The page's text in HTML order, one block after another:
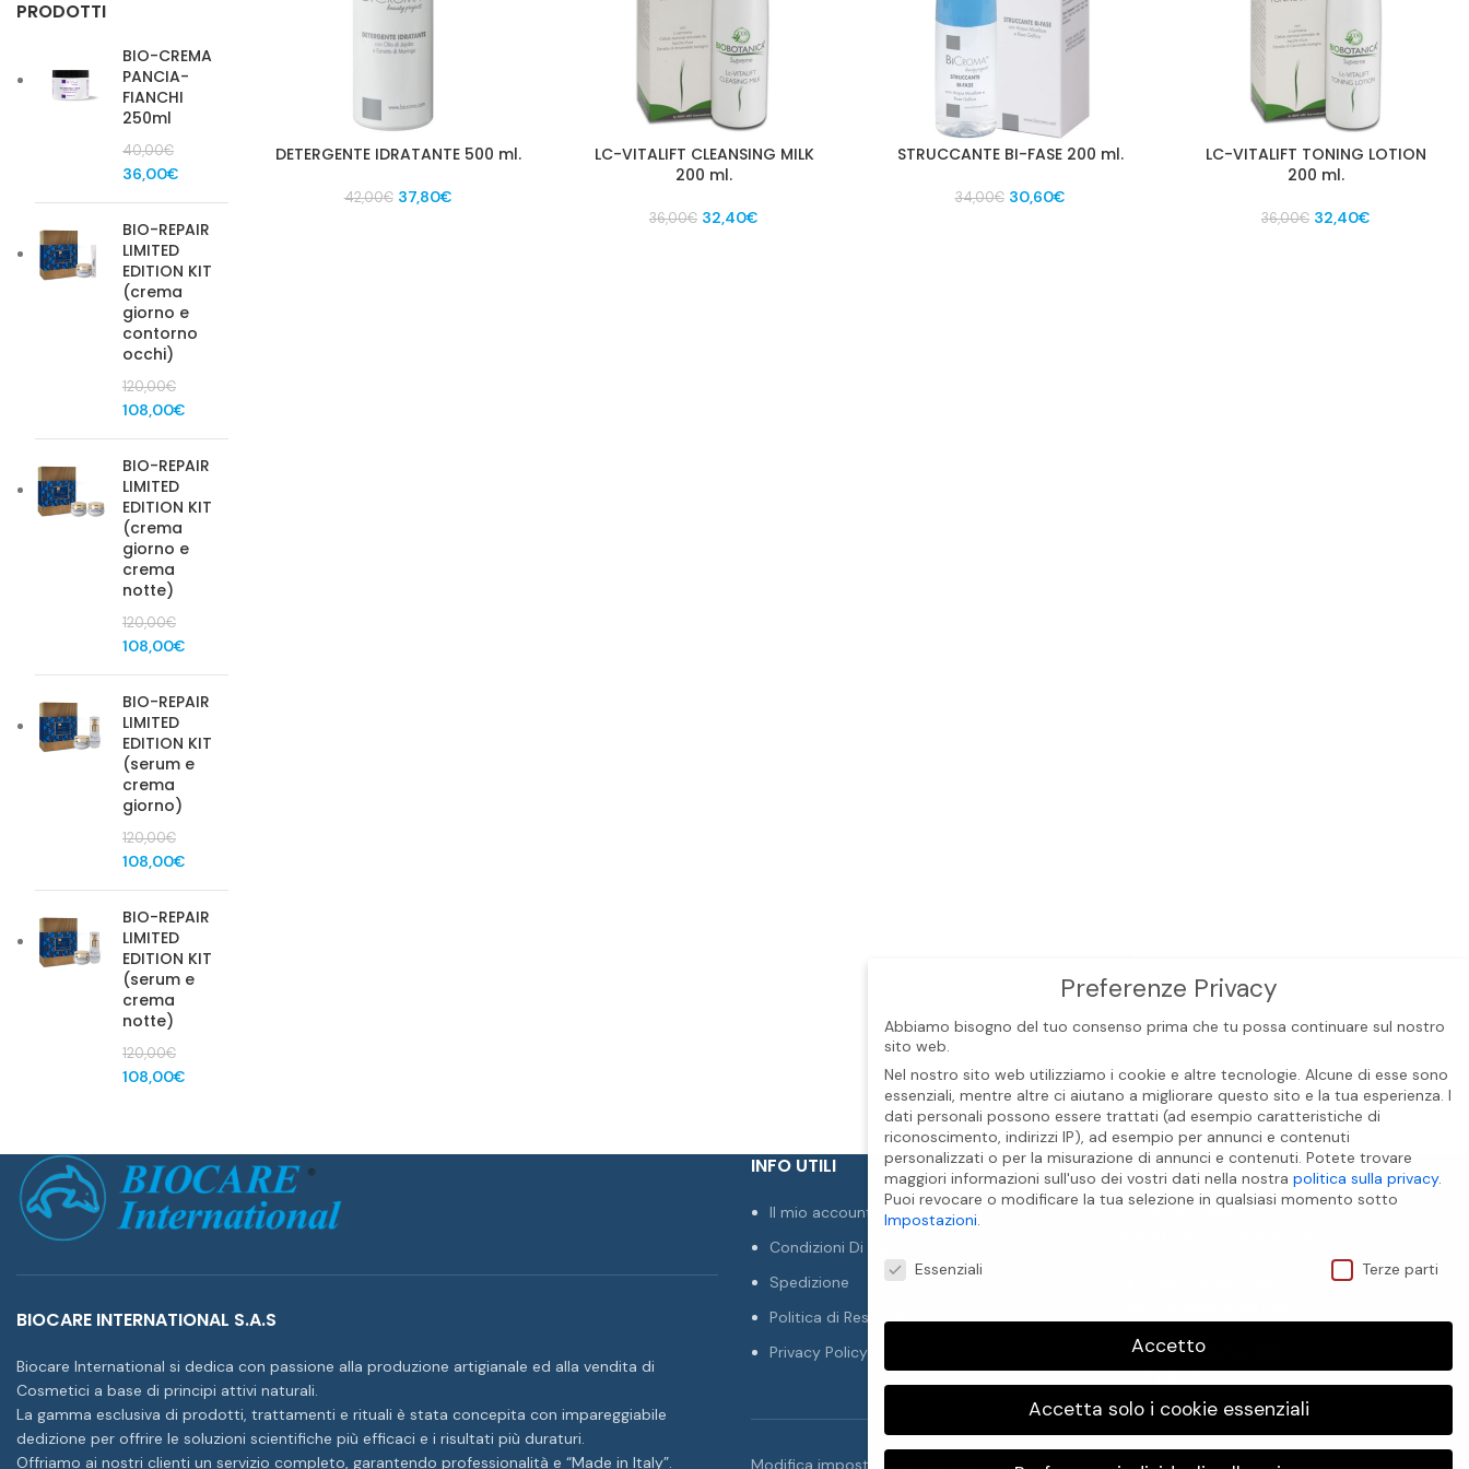
PRODOTTI
BIO-CREMA
PANCIA-
FIANCHI
250ml
40,00€
Il
originale
era:
40,00€.
36,00€
attuale
è:
36,00€.
BIO-REPAIR
LIMITED
EDITION KIT
(crema
giorno e
contorno
occhi)
120,00€
Il
originale
era:
120,00€.
108,00€
attuale
108,00€.
BIO-REPAIR
LIMITED
EDITION KIT
(crema
giorno e
crema
notte)
120,00€
Il
originale
era:
120,00€.
108,00€
attuale
108,00€.
BIO-REPAIR
LIMITED
EDITION KIT
(serum e
crema
giorno)
120,00€
Il
originale
era:
120,00€.
108,00€
attuale
108,00€.
BIO-REPAIR
LIMITED
EDITION KIT
(serum e
crema
notte)
120,00€
Il
120,00€.
108,00€
108,00€.
DETERGENTE IDRATANTE 500 ml.
42,00€ Il37,80€Il
LC-VITALIFT CLEANSING MILK
200 ml.
36,00€ Il32,40€
STRUCCANTE BI-FASE 200 ml.
34,00€ Il30,60€Il
LC-VITALIFT TONING LOTION
200 ml.
36,00€ Il32,40€
BIOCARE INTERNATIONAL S.A.S
Biocare International si dedica con passione alla produzione artigianale ed alla vendita di
Cosmetici a base di principi attivi naturali.
La gamma esclusiva di prodotti, trattamenti e rituali è stata concepita con impareggiabile
dedizione per offrire le soluzioni scientifiche più efficaci e i risultati più duraturi.
Offriamo ai nostri clienti un servizio completo, garantendo professionalità e “Made in Italy”.
INFO UTILI
Il mio account
Condizioni Di Vendita
Spedizione
Politica di Reso e Rimborso
Privacy Policy
Modifica impostazione Cookies
CONTATTI
Via dei Bersaglieri 14
P.i./C.f. IT 01887441200
R.E.A BO395649
Preferenze Privacy
Abbiamo bisogno del tuo consenso prima che tu possa continuare sul nostro
sito web.
Nel nostro sito web utilizziamo i cookie e altre tecnologie. Alcune di esse sono
essenziali, mentre altre ci aiutano a migliorare questo sito e la tua esperienza. I
dati personali possono essere trattati (ad esempio caratteristiche di
riconoscimento, indirizzi IP), ad esempio per annunci e contenuti
personalizzati o per la misurazione di annunci e contenuti. Potete trovare
maggiori informazioni sull'uso dei vostri dati nella nostra politica sulla privacy.
Puoi revocare o modificare la tua selezione in qualsiasi momento sotto
Impostazioni.
Essenziali Terze parti
Accetto
Accetta solo i cookie essenziali